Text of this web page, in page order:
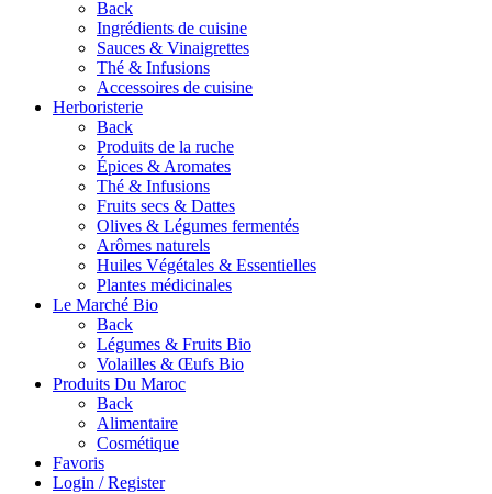
Back
Ingrédients de cuisine
Sauces & Vinaigrettes
Thé & Infusions
Accessoires de cuisine
Herboristerie
Back
Produits de la ruche
Épices & Aromates
Thé & Infusions
Fruits secs & Dattes
Olives & Légumes fermentés
Arômes naturels
Huiles Végétales & Essentielles
Plantes médicinales
Le Marché Bio
Back
Légumes & Fruits Bio
Volailles & Œufs Bio
Produits Du Maroc
Back
Alimentaire
Cosmétique
Favoris
Login / Register